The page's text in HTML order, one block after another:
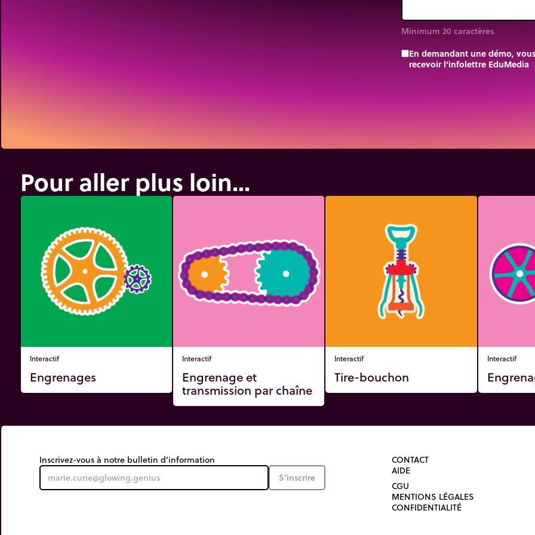
Minimum 20 caractères
En demandant une démo,
recevoir l’infolettre EduMedia
Pour aller plus loin...
Interactif
Engrenages
Interactif
Engrenage et
transmission par chaîne
Interactif
Tire-bouchon
Interactif
Inscrivez-vous à notre bulletin d’information
S’inscrire
CONTACT
AIDE
CGU
MENTIONS LÉGALES
CONFIDENTIALITÉ